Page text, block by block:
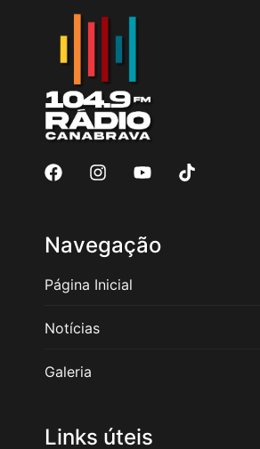
Navegação
Página Inicial
Notícias
Galeria
Links úteis